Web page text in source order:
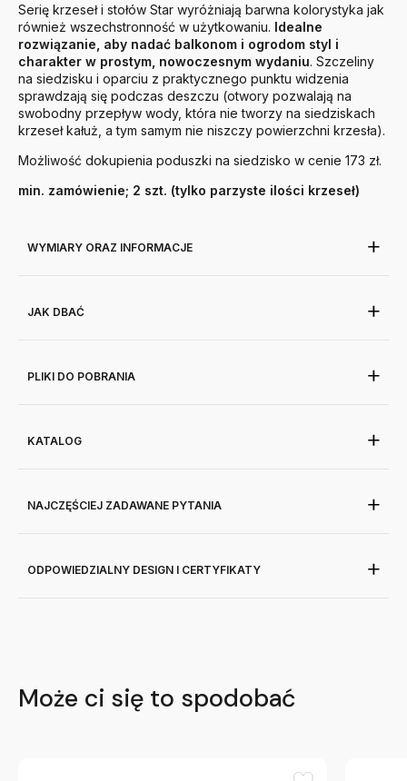
Serię krzeseł i stołów Star wyróżniają barwna kolorystyka jak
również wszechstronność w użytkowaniu. Idealne
rozwiązanie, aby nadać balkonom i ogrodom styl i
charakter w prostym, nowoczesnym wydaniu. Szczeliny
na siedzisku i oparciu z praktycznego punktu widzenia
sprawdzają się podczas deszczu (otwory pozwalają na
swobodny przepływ wody, która nie tworzy na siedziskach
krzeseł kałuż, a tym samym nie niszczy powierzchni krzesła).
Możliwość dokupienia poduszki na siedzisko w cenie 173 zł.
min. zamówienie; 2 szt. (tylko parzyste ilości krzeseł)
WYMIARY ORAZ INFORMACJE
JAK DBAĆ
PLIKI DO POBRANIA
KATALOG
NAJCZĘŚCIEJ ZADAWANE PYTANIA
ODPOWIEDZIALNY DESIGN I CERTYFIKATY
Może ci się to spodobać